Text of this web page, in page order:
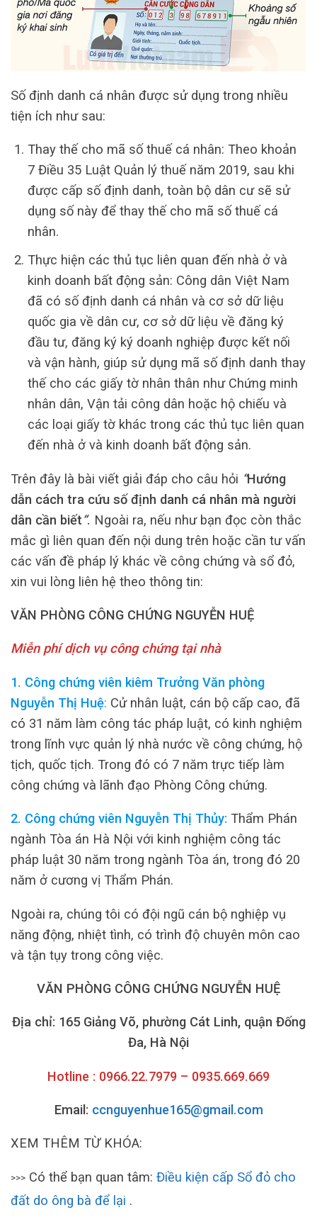
Số định danh cá nhân được sử dụng trong nhiều
tiện ích như sau:
Thay thế cho mã số thuế cá nhân: Theo khoản
7 Điều 35 Luật Quản lý thuế năm 2019, sau khi
được cấp số định danh, toàn bộ dân cư sẽ sử
dụng số này để thay thế cho mã số thuế cá
nhân.
Thực hiện các thủ tục liên quan đến nhà ở và
kinh doanh bất động sản: Công dân Việt Nam
đã có số định danh cá nhân và cơ sở dữ liệu
quốc gia về dân cư, cơ sở dữ liệu về đăng ký
đầu tư, đăng ký ký doanh nghiệp được kết nối
và vận hành, giúp sử dụng mã số định danh thay
thế cho các giấy tờ nhân thân như Chứng minh
nhân dân, Vận tải công dân hoặc hộ chiếu và
các loại giấy tờ khác trong các thủ tục liên quan
đến nhà ở và kinh doanh bất động sản.
Trên đây là bài viết giải đáp cho câu hỏi “Hướng
dẫn cách tra cứu số định danh cá nhân mà người
dân cần biết“. Ngoài ra, nếu như bạn đọc còn thắc
mắc gì liên quan đến nội dung trên hoặc cần tư vấn
các vấn đề pháp lý khác về công chứng và sổ đỏ,
xin vui lòng liên hệ theo thông tin:
VĂN PHÒNG CÔNG CHỨNG NGUYỄN HUỆ
Miễn phí dịch vụ công chứng tại nhà
1. Công chứng viên kiêm Trưởng Văn phòng
Nguyễn Thị Huệ: Cử nhân luật, cán bộ cấp cao, đã
có 31 năm làm công tác pháp luật, có kinh nghiệm
trong lĩnh vực quản lý nhà nước về công chứng, hộ
tịch, quốc tịch. Trong đó có 7 năm trực tiếp làm
công chứng và lãnh đạo Phòng Công chứng.
2. Công chứng viên Nguyễn Thị Thủy: Thẩm Phán
ngành Tòa án Hà Nội với kinh nghiệm công tác
pháp luật 30 năm trong ngành Tòa án, trong đó 20
năm ở cương vị Thẩm Phán.
Ngoài ra, chúng tôi có đội ngũ cán bộ nghiệp vụ
năng động, nhiệt tình, có trình độ chuyên môn cao
và tận tụy trong công việc.
VĂN PHÒNG CÔNG CHỨNG NGUYỄN HUỆ
Địa chỉ: 165 Giảng Võ, phường Cát Linh, quận Đống
Đa, Hà Nội
Hotline : 0966.22.7979 – 0935.669.669
Email: ccnguyenhue165@gmail.com
XEM THÊM TỪ KHÓA:
>>> Có thể bạn quan tâm: Điều kiện cấp Sổ đỏ cho
đất do ông bà để lại .